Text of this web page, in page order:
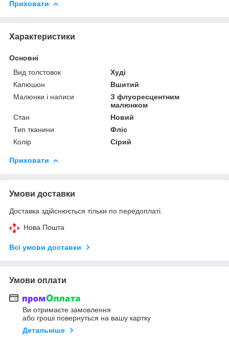
Приховати
Характеристики
Основні
Вид толстовок
Худі
Капюшон
Вшитий
Малюнки і написи
З флуоресцентним
малюнком
Стан
Новий
Тип тканини
Фліс
Колір
Сірий
Приховати
Умови доставки
Доставка здійснюється тільки по передоплаті.
Нова Пошта
Всі умови доставки
Умови оплати
Ви отримаєте замовлення
або гроші повернуться на вашу картку
Детальніше